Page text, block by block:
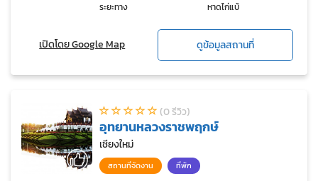
ระยะทาง
หาดไก่แบ้
เปิดโดย Google Map ดูข้อมูลสถานที่
(0 รีวิว)
อุทยานหลวงราชพฤกษ์
เชียงใหม่
สถานที่จัดงาน ที่พัก